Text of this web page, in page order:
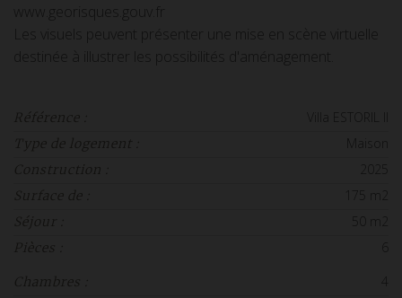
www.georisques.gouv.fr
Les visuels peuvent présenter une mise en scène virtuelle
destinée à illustrer les possibilités d'aménagement.
Référence : Villa ESTORIL II
Type de logement :
Construction :
Surface de :
Séjour :
Pièces :
Chambres : 4